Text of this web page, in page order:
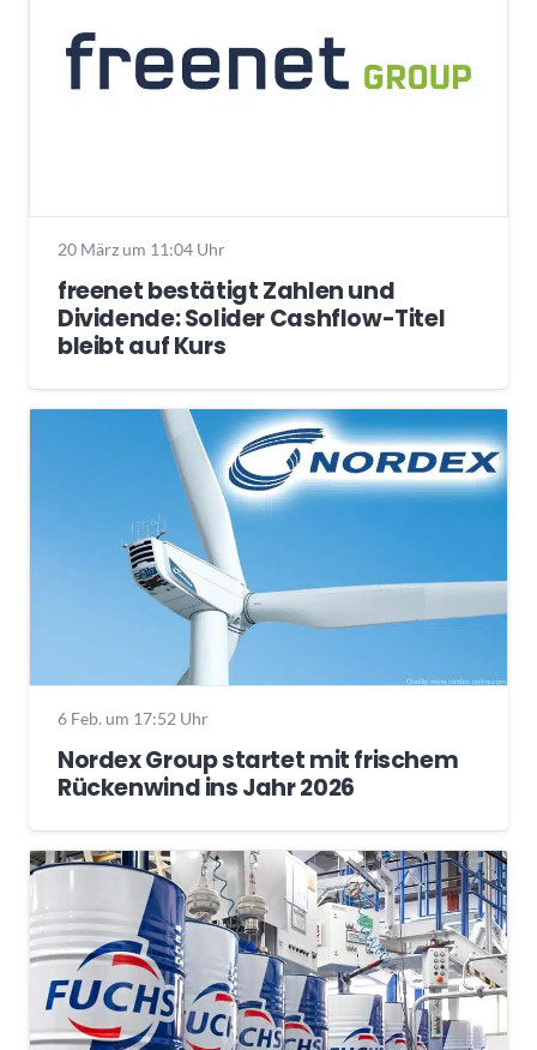
20 März um 11:04 Uhr
freenet bestätigt Zahlen und
Dividende: Solider Cashflow-Titel
bleibt auf Kurs
6 Feb. um 17:52 Uhr
Nordex Group startet mit frischem
Rückenwind ins Jahr 2026